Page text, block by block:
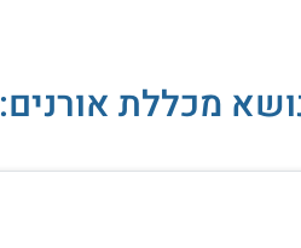
מכללת אורנים: